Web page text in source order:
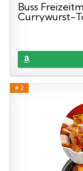
Buss
Currywurst-
# 2